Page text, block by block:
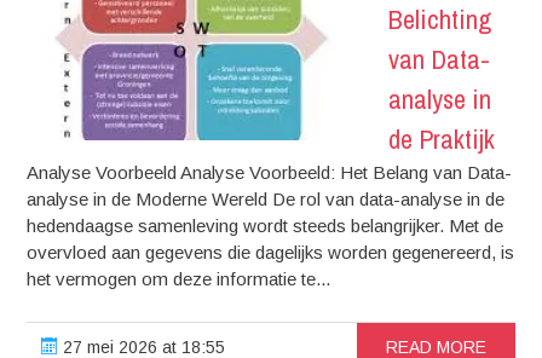
Belichting
van Data-
analyse in
de Praktijk
Analyse Voorbeeld Analyse Voorbeeld: Het Belang van Data-
analyse in de Moderne Wereld De rol van data-analyse in de
hedendaagse samenleving wordt steeds belangrijker. Met de
overvloed aan gegevens die dagelijks worden gegenereerd, is
het vermogen om deze informatie te...
27 mei 2026 at 18:55 READ MORE